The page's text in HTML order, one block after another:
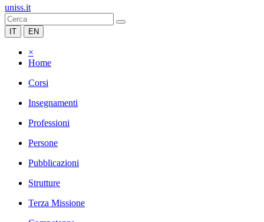
uniss.it
IT EN
×
Home
Corsi
Insegnamenti
Professioni
Persone
Pubblicazioni
Strutture
Terza Missione